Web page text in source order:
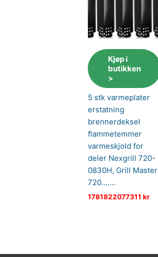
Kjøp i
butikken
>
5 stk varmeplater
erstatning
brennerdeksel
flammetemmer
varmeskjold for
deler Nexgrill 720-
0830H, Grill Master
720…….
1781822077311 kr